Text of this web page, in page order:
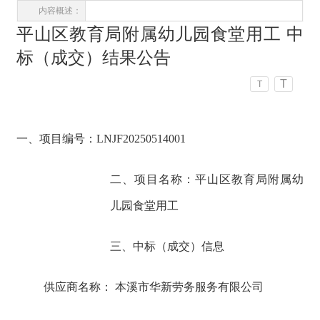
内容概述：
平山区教育局附属幼儿园食堂用工 中
标（成交）结果公告
T T
一、项目编号：LNJF20250514001
二、项目名称：平山区教育局附属幼
儿园食堂用工
三、中标（成交）信息
供应商名称： 本溪市华新劳务服务有限公司